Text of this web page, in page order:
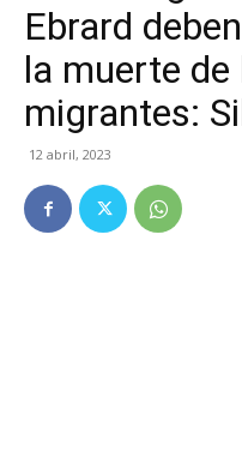
Ebrard
la muerte de
migrantes:
12 abril, 2023